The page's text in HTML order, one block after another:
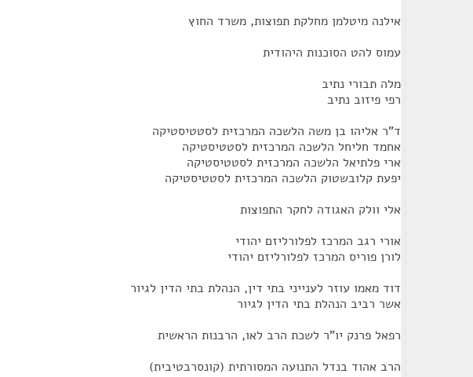
אילנה מיטלמן מחלקת תפוצות, משרד החוץ
עמוס להט הסוכנות היהודית
מלה תבורי נתיב
רפי פיזוב נתיב
ד"ר אליהו בן משה הלשכה המרכזית לסטטיסטיקה
אחמד חליחל הלשכה המרכזית לסטטיסטיקה
ארי פלתיאל הלשכה המרכזית לסטטיסטיקה
יפעת קלובשטוק הלשכה המרכזית לסטטיסטיקה
אלי וולק האגודה לחקר התפוצות
אורי רגב המרכז לפלורליזם יהודי
לורן פוריס המרכז לפלורליזם יהודי
דוד מאמו עוזר לענייני בתי דין, הנהלת בתי הדין לגיור
אשר רביב הנהלת בתי הדין לגיור
רפאל פרנק יו"ר לשכת הרב לאו, הרבנות הראשית
הרב אהוד בנדל התנועה המסורתית (קונסרבטיבית)